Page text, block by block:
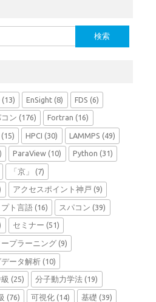
(13) EnSight (8) FDS (6)
コン (176) Fortran (16)
(15) HPCI (30) LAMMPS (49)
ParaView (10) Python (31)
「京」 (7)
アクセスポイント神戸 (9)
プト言語(16) スパコン (39)
セミナー (51)
ープラーニング(9)
データ解析(10)
(25) 分子動力学法 (19)
(76) 可視化 (14) 基礎 (39)